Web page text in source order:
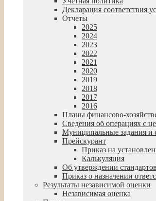
Декларация соответствия
Отчеты
2025
2024
2023
2022
2021
2020
2019
2018
2017
2016
Планы финансово-
Сведения об операциях с
Муниципальные задания и
Прейскурант
Приказ на
Калькуляция
Об утверждении
Приказ о назначении
Результаты независимой оценки
Независимая оценка